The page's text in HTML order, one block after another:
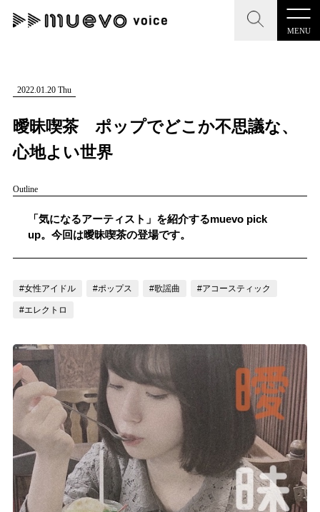
MENU
CLOSE
記事を検索する
人気ワード
#男性SSW #ポップス #女性SSW
CLOSE
"読者の声を形にする”音楽特化メディア
MENU
記事一覧
お問い合わせ
ログイン
LINK
muevoクラウドファンディング
muevoコミュニティ
ぶいクラ！by muevo
2022.01.20 Thu
曖昧喫茶 ポップでどこか不思議な、
心地よい世界
Outline
「気になるアーティスト」を紹介するmuevo pick
up。今回は曖昧喫茶の登場です。
#女性アイドル #ポップス #歌謡曲 #アコースティック
#エレクトロ